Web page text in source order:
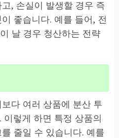
, 손실이 발생할 경우 즉
좋습니다. 예를 들어, 전
날 경우 청산하는 전략
다 여러 상품에 분산 투
렇게 하면 특정 상품의
줄일 수 있습니다. 예를